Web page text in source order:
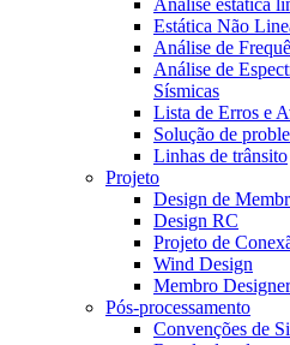
Análise estática
Estática Não
Análise de
Análise de
Sísmicas
Lista de Erros e
Solução de
Linhas de trânsito
Projeto
Design de
Design RC
Projeto de
Wind Design
Membro Designer
Pós-processamento
Convenções de